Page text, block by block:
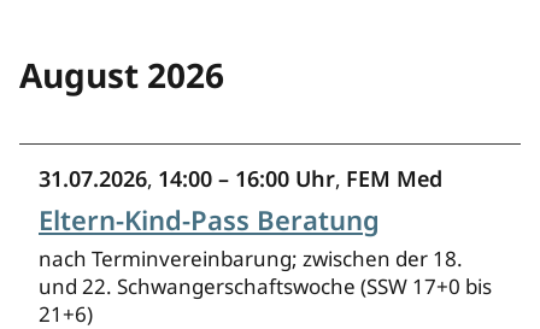
August 2026
31.07.2026, 14:00 – 16:00 Uhr, FEM Med
Eltern-Kind-Pass Beratung
nach Terminvereinbarung; zwischen der 18.
und 22. Schwangerschaftswoche (SSW 17+0 bis
21+6)